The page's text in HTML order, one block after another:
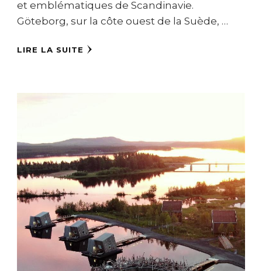
et emblématiques de Scandinavie.
Göteborg, sur la côte ouest de la Suède, …
LIRE LA SUITE